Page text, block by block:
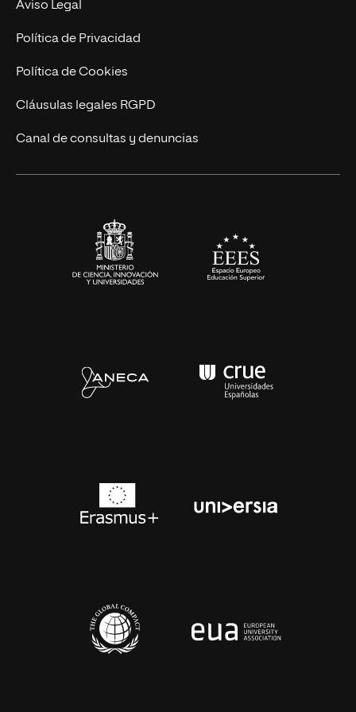
Postgrados
Cursos Universitarios
Trabaja en UNIR
Actualidad
UNIR Revista
Eventos
Aviso Legal
Política de Privacidad
Política de Cookies
Cláusulas legales RGPD
Canal de consultas y denuncias